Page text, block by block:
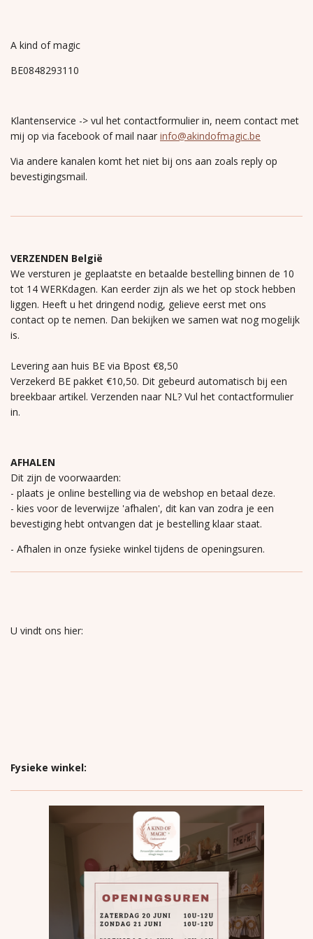
A kind of magic
BE0848293110
Klantenservice -> vul het contactformulier in, neem contact met
mij op via facebook of mail naar info@akindofmagic.be
Via andere kanalen komt het niet bij ons aan zoals reply op
bevestigingsmail.
VERZENDEN België
We versturen je geplaatste en betaalde bestelling binnen de 10
tot 14 WERKdagen. Kan eerder zijn als we het op stock hebben
liggen. Heeft u het dringend nodig, gelieve eerst met ons
contact op te nemen. Dan bekijken we samen wat nog mogelijk
is.
Levering aan huis BE via Bpost €8,50
Verzekerd BE pakket €10,50. Dit gebeurd automatisch bij een
breekbaar artikel. Verzenden naar NL? Vul het contactformulier
in.
AFHALEN
Dit zijn de voorwaarden:
- plaats je online bestelling via de webshop en betaal deze.
- kies voor de leverwijze 'afhalen', dit kan van zodra je een
bevestiging hebt ontvangen dat je bestelling klaar staat.
- Afhalen in onze fysieke winkel tijdens de openingsuren.
U vindt ons hier:
Fysieke winkel: